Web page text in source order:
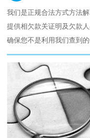
我们是正规合法方式方法
提供相欠款关证明及欠款
确保您不是利用我们查到